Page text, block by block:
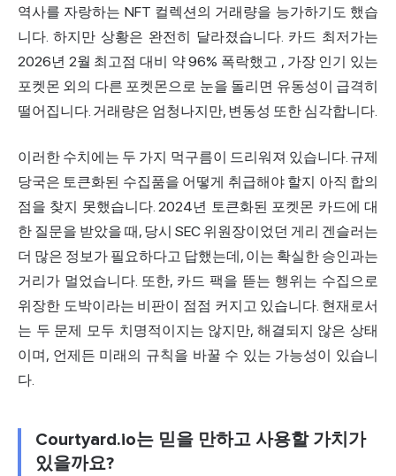
역사를 자랑하는 NFT 컬렉션의 거래량을 능가하기도 했습
니다. 하지만 상황은 완전히 달라졌습니다. 카드 최저가는
2026년 2월 최고점 대비 약 96% 폭락했고 , 가장 인기 있는
포켓몬 외의 다른 포켓몬으로 눈을 돌리면 유동성이 급격히
떨어집니다. 거래량은 엄청나지만, 변동성 또한 심각합니다.
이러한 수치에는 두 가지 먹구름이 드리워져 있습니다. 규제
당국은 토큰화된 수집품을 어떻게 취급해야 할지 아직 합의
점을 찾지 못했습니다. 2024년 토큰화된 포켓몬 카드에 대
한 질문을 받았을 때, 당시 SEC 위원장이었던 게리 겐슬러는
더 많은 정보가 필요하다고 답했는데, 이는 확실한 승인과는
거리가 멀었습니다. 또한, 카드 팩을 뜯는 행위는 수집으로
위장한 도박이라는 비판이 점점 커지고 있습니다. 현재로서
는 두 문제 모두 치명적이지는 않지만, 해결되지 않은 상태
이며, 언제든 미래의 규칙을 바꿀 수 있는 가능성이 있습니
다.
Courtyard.io는 믿을 만하고 사용할 가치가
있을까요?